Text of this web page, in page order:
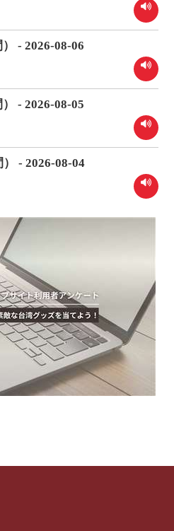
- 2026-08-06
- 2026-08-05
- 2026-08-04